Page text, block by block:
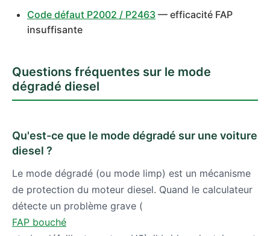
Code défaut P2002 / P2463 — efficacité FAP
insuffisante
Questions fréquentes sur le mode
dégradé diesel
Qu'est-ce que le mode dégradé sur une voiture
diesel ?
Le mode dégradé (ou mode limp) est un mécanisme
de protection du moteur diesel. Quand le calculateur
détecte un problème grave (
FAP bouché